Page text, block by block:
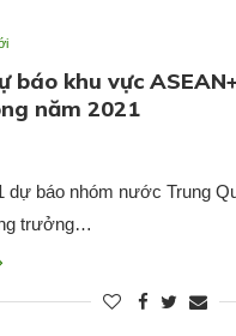
báo khu vực
năm 2021
dự báo nhóm nước Trung
trưởng…